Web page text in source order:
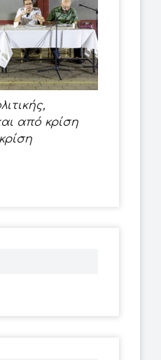
από κρίση